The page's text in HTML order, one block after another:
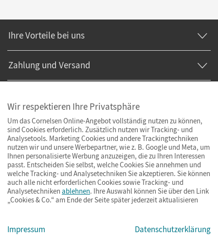
Ihre Vorteile bei uns
Zahlung und Versand
© Cornelsen Verlag 2026
ImpressumAGBDatenschutzBarrierefreiheitCookies & Co.
Wir respektieren Ihre Privatsphäre
Um das Cornelsen Online-Angebot vollständig nutzen zu können,
sind Cookies erforderlich. Zusätzlich nutzen wir Tracking- und
Analysetools. Marketing Cookies und andere Trackingtechniken
nutzen wir und unsere Werbepartner, wie z. B. Google und Meta, um
Ihnen personalisierte Werbung anzuzeigen, die zu Ihren Interessen
passt. Entscheiden Sie selbst, welche Cookies Sie annehmen und
welche Tracking- und Analysetechniken Sie akzeptieren. Sie können
auch alle nicht erforderlichen Cookies sowie Tracking- und
Analysetechniken ablehnen. Ihre Auswahl können Sie über den Link
„Cookies & Co.“ am Ende der Seite später jederzeit aktualisieren
Impressum Datenschutzerklärung